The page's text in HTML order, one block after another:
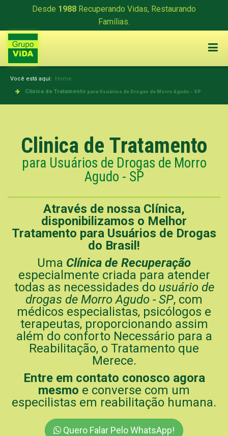
Desde 1988 Recuperando Vidas, Restaurando
Famílias.
Você está aqui: Home
Clinica de Tratamento para Usuários de Drogas de Morro Agudo - SP
Clinica de Tratamento
para Usuários de Drogas de Morro
Agudo - SP
Através de nossa Clínica,
disponibilizamos o Melhor
Tratamento para Usuários de Drogas
do Brasil!
Uma Clínica de Recuperação
especialmente criada para atender
todas as necessidades do usuário de
drogas de Morro Agudo - SP, com
médicos especialistas, psicólogos e
terapeutas, proporcionando assim
além do conforto Necessário para a
Reabilitação, o Tratamento que
Merece.
Entre em contato conosco agora
mesmo e converse com um
especilistas em reabilitação humana.
Quero Falar Pelo WhatsApp!